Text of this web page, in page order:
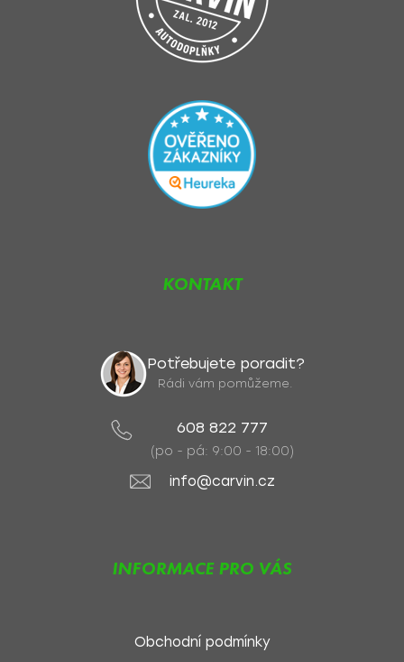
KONTAKT
Potřebujete poradit?
Rádi vám pomůžeme.
608 822 777
(po - pá: 9:00 - 18:00)
info@carvin.cz
INFORMACE PRO VÁS
Obchodní podmínky